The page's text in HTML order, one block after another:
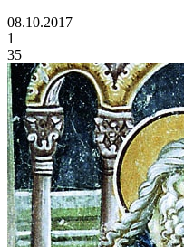
08.10.2017
1
35